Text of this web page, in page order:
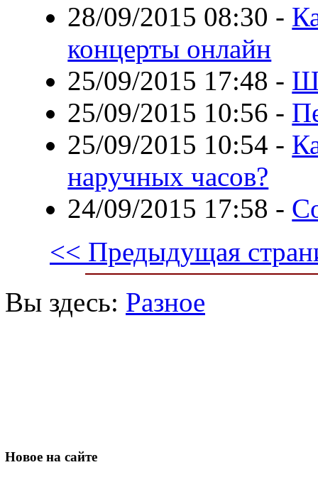
28/09/2015 08:30 -
концерты онлайн
25/09/2015 17:48 -
25/09/2015 10:56 -
25/09/2015 10:54 -
наручных часов?
24/09/2015 17:58 -
<< Предыдущая
Вы здесь: Разное
Новое на сайте